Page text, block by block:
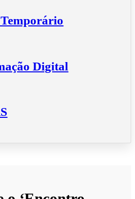
Digital